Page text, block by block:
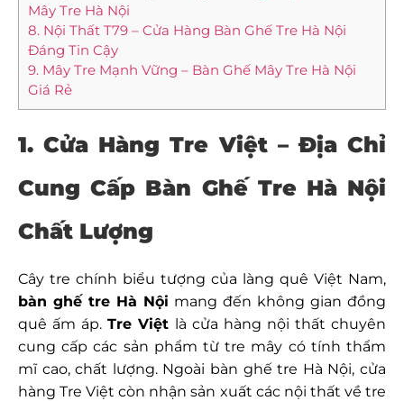
Mây Tre Hà Nội
8. Nội Thất T79 – Cửa Hàng Bàn Ghế Tre Hà Nội
Đáng Tin Cậy
9. Mây Tre Mạnh Vững – Bàn Ghế Mây Tre Hà Nội
Giá Rẻ
1. Cửa Hàng Tre Việt – Địa Chỉ
Cung Cấp Bàn Ghế Tre Hà Nội
Chất Lượng
Cây tre chính biểu tượng của làng quê Việt Nam,
bàn ghế tre Hà Nội mang đến không gian đồng
quê ấm áp.Tre Việt là cửa hàng nội thất chuyên
cung cấp các sản phẩm từ tre mây có tính thẩm
mĩ cao, chất lượng. Ngoài bàn ghế tre Hà Nội, cửa
hàng Tre Việt còn nhận sản xuất các nội thất về tre